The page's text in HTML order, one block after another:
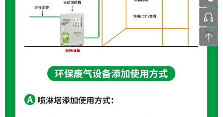
张